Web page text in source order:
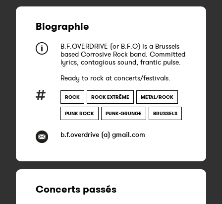
Biographie
B.F.OVERDRIVE (or B.F.O) is a Brussels
based Corrosive Rock band. Committed
lyrics, contagious sound, frantic pulse.
Ready to rock at concerts/festivals.
ROCK ROCK EXTRÊME METAL/ROCK
PUNK ROCK PUNK-GRUNGE BRUSSELS
b.f.overdrive (a) gmail.com
Concerts passés